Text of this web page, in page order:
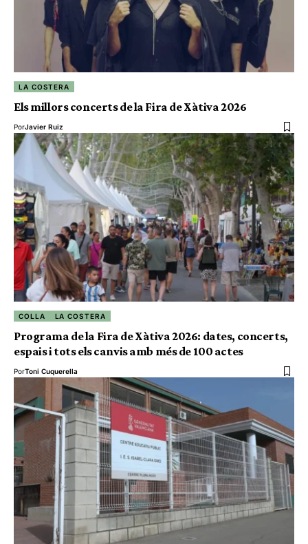
LA COSTERA
Els millors concerts de la Fira de Xàtiva 2026
PorJavier Ruiz
COLLA LA COSTERA
Programa de la Fira de Xàtiva 2026: dates, concerts,
espais i tots els canvis amb més de 100 actes
PorToni Cuquerella